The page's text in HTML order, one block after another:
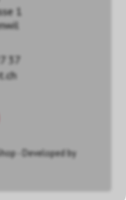
1
37
- Developed by